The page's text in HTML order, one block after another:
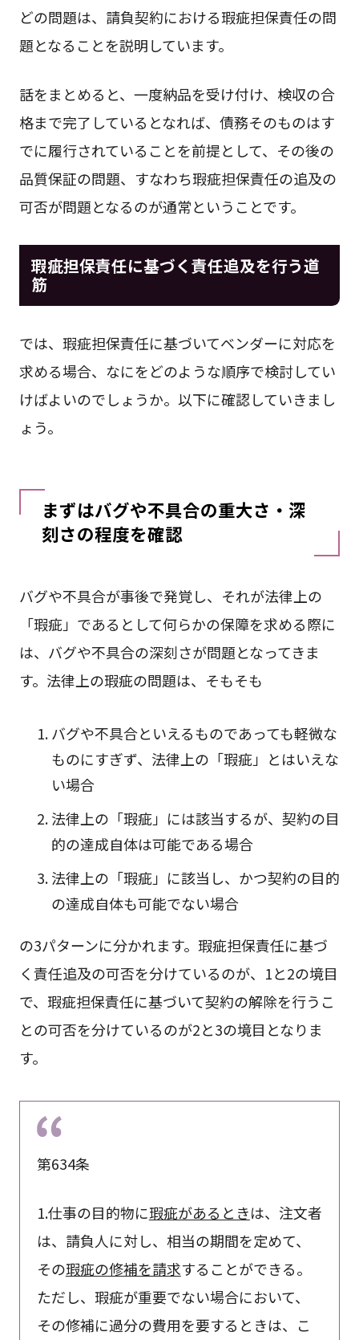
どの問題は、請負契約における瑕疵担保責任の問
題となることを説明しています。
話をまとめると、一度納品を受け付け、検収の合
格まで完了しているとなれば、債務そのものはす
でに履行されていることを前提として、その後の
品質保証の問題、すなわち瑕疵担保責任の追及の
可否が問題となるのが通常ということです。
瑕疵担保責任に基づく責任追及を行う道
筋
では、瑕疵担保責任に基づいてベンダーに対応を
求める場合、なにをどのような順序で検討してい
けばよいのでしょうか。以下に確認していきまし
ょう。
まずはバグや不具合の重大さ・深
刻さの程度を確認
バグや不具合が事後で発覚し、それが法律上の
「瑕疵」であるとして何らかの保障を求める際に
は、バグや不具合の深刻さが問題となってきま
す。法律上の瑕疵の問題は、そもそも
バグや不具合といえるものであっても軽微な
ものにすぎず、法律上の「瑕疵」とはいえな
い場合
法律上の「瑕疵」には該当するが、契約の目
的の達成自体は可能である場合
法律上の「瑕疵」に該当し、かつ契約の目的
の達成自体も可能でない場合
の3パターンに分かれます。瑕疵担保責任に基づ
く責任追及の可否を分けているのが、1と2の境目
で、瑕疵担保責任に基づいて契約の解除を行うこ
との可否を分けているのが2と3の境目となりま
す。
第634条
1.仕事の目的物に瑕疵があるときは、注文者
は、請負人に対し、相当の期間を定めて、
その瑕疵の修補を請求することができる。
ただし、瑕疵が重要でない場合において、
その修補に過分の費用を要するときは、こ